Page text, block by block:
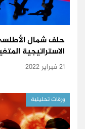
حلف شمال
الاستراتيجية
21 فبراير 2022
ورقات تحليلية